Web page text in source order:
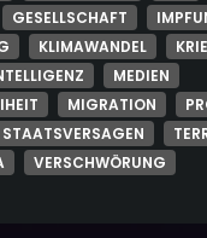
GESELLSCHAFT
KLIMAWANDEL
MEDIEN
MIGRATION
STAATSVERSAGEN
VERSCHWÖRUNG